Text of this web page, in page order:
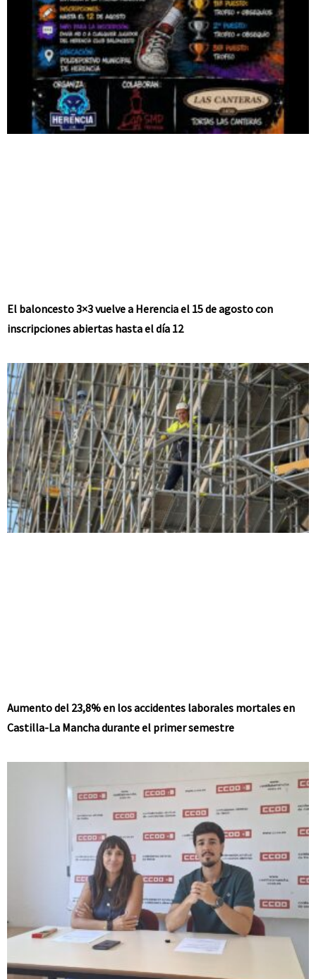
El baloncesto 3×3 vuelve a Herencia el 15 de agosto con
inscripciones abiertas hasta el día 12
Aumento del 23,8% en los accidentes laborales mortales en
Castilla-La Mancha durante el primer semestre